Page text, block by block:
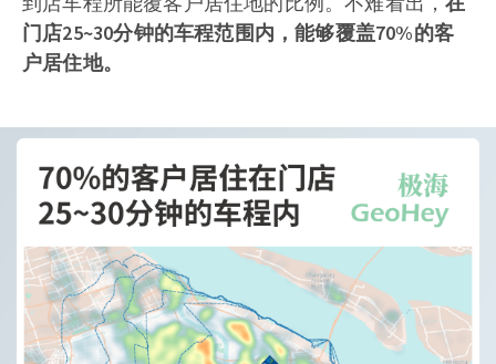
门店25~30分钟的车程范围内，能够覆盖70%的客
户居住地。